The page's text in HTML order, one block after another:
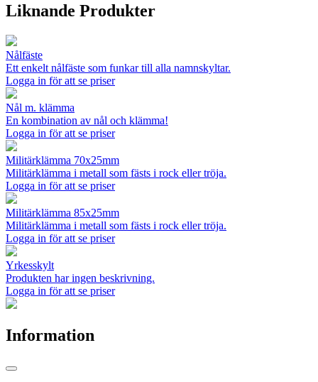
Liknande Produkter
Nålfäste
Ett enkelt nålfäste som funkar till alla namnskyltar.
Logga in för att se priser
Nål m. klämma
En kombination av nål och klämma!
Logga in för att se priser
Militärklämma 70x25mm
Militärklämma i metall som fästs i rock eller tröja.
Logga in för att se priser
Militärklämma 85x25mm
Militärklämma i metall som fästs i rock eller tröja.
Logga in för att se priser
Yrkesskylt
Produkten har ingen beskrivning.
Logga in för att se priser
Information